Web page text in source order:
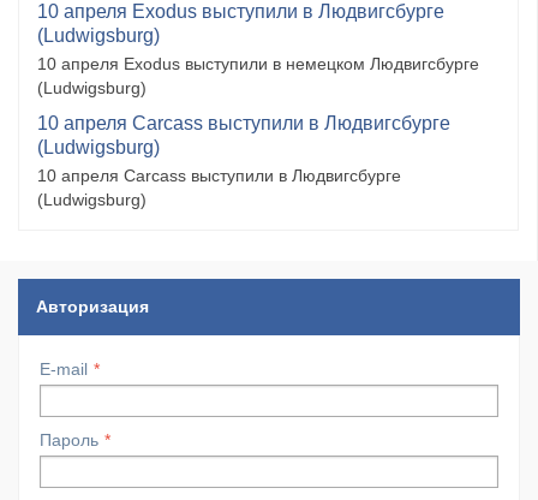
10 апреля Exodus выступили в Людвигсбурге
(Ludwigsburg)
10 апреля Exodus выступили в немецком Людвигсбурге
(Ludwigsburg)
10 апреля Carcass выступили в Людвигсбурге
(Ludwigsburg)
10 апреля Carcass выступили в Людвигсбурге
(Ludwigsburg)
Авторизация
E-mail
Пароль